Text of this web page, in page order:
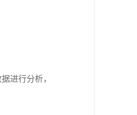
进行分析，